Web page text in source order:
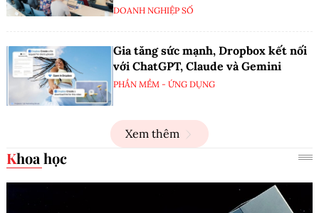
DOANH NGHIỆP SỐ
Gia tăng sức mạnh, Dropbox kết nối
với ChatGPT, Claude và Gemini
PHẦN MỀM - ỨNG DỤNG
Xem thêm
Khoa học